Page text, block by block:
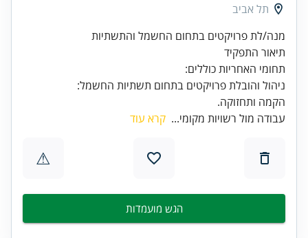
תל אביב
הקמה ותחזוקה.
עבודה מול רשויות מקומי... קרא עוד
⚠
הגש מועמדות